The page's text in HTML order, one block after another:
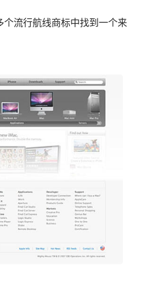
流行航线商标中找到一个来